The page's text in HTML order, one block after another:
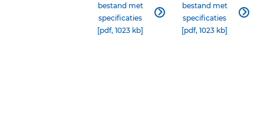
bestand met
specificaties
[pdf, 1023 kb]

bestand met
specificaties
[pdf, 1023 kb]
